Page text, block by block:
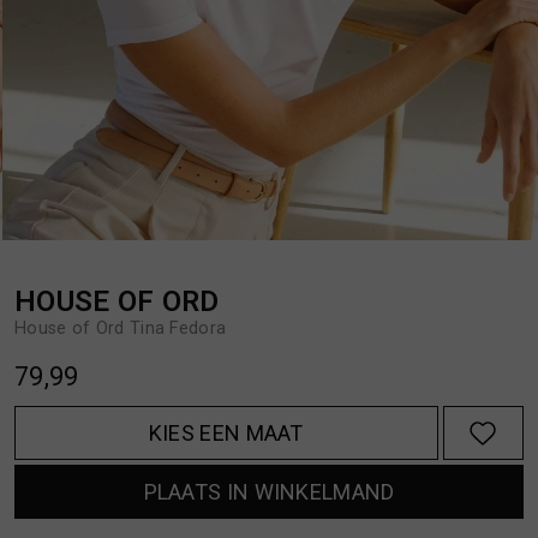
HANDSCHOENEN
HOEDEN
OVERHEMDEN
SCHOENEN EN REGENLAARZEN
HOUSE OF ORD
House of Ord Tina Fedora
79,99
KIES EEN MAAT
PLAATS IN WINKELMAND